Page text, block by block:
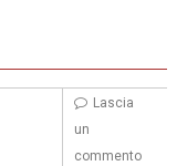
Lascia
un
commento